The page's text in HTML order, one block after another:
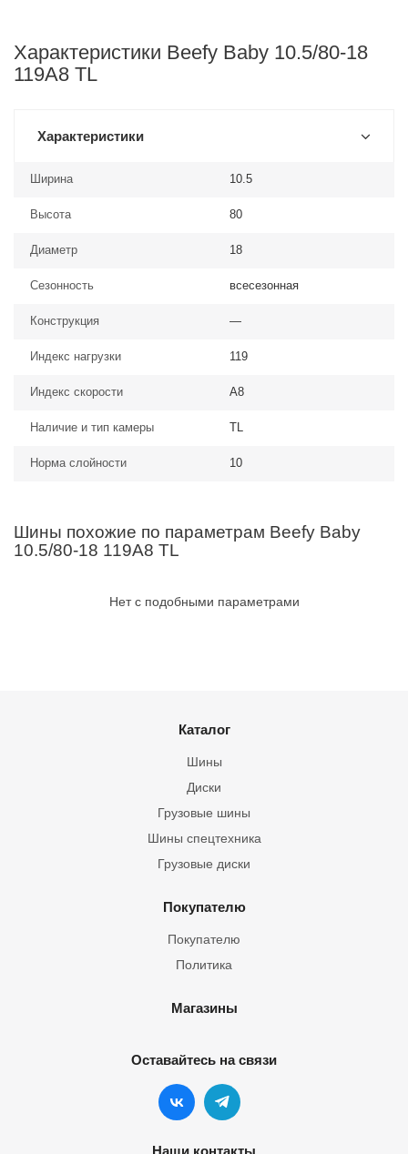
Характеристики Beefy Baby 10.5/80-18
119A8 TL
Характеристики
Ширина 10.5
Высота 80
Диаметр 18
Сезонность всесезонная
Конструкция —
Индекс нагрузки 119
Индекс скорости A8
Наличие и тип камеры TL
Норма слойности 10
Шины похожие по параметрам Beefy Baby
10.5/80-18 119A8 TL
Нет с подобными параметрами
Каталог
Шины
Грузовые шины
Шины спецтехника
Диски
Грузовые диски
Покупателю
Покупателю
Политика
Магазины
Оставайтесь на связи
Наши контакты